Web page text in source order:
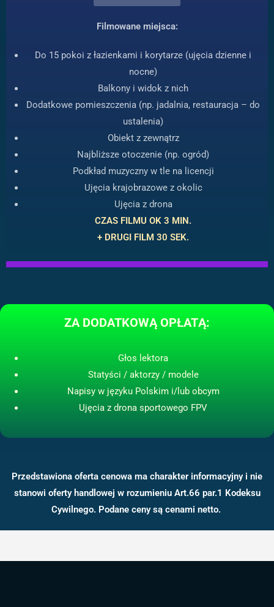
Filmowane miejsca:
Do 15 pokoi z łazienkami i korytarze (ujęcia dzienne i
nocne)
Balkony i widok z nich
Dodatkowe pomieszczenia (np. jadalnia, restauracja – do
ustalenia)
Obiekt z zewnątrz
Najbliższe otoczenie (np. ogród)
Podkład muzyczny w tle na licencji
Ujęcia krajobrazowe z okolic
Ujęcia z drona
CZAS FILMU OK 3 MIN.
+ DRUGI FILM 30 SEK.
ZA DODATKOWĄ OPŁATĄ:
Głos lektora
Statyści / aktorzy / modele
Napisy w języku Polskim i/lub obcym
Ujęcia z drona sportowego FPV
Przedstawiona oferta cenowa ma charakter informacyjny i nie
stanowi oferty handlowej w rozumieniu Art.66 par.1 Kodeksu
Cywilnego. Podane ceny są cenami netto.